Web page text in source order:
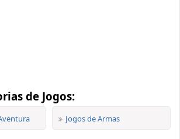
de Jogos:
Jogos de Armas